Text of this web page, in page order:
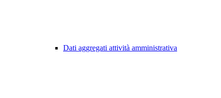
Dati aggregati attività amministrativa